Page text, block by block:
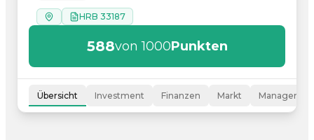
HRB 33187
588von 1000Punkten
Übersicht Investment Finanzen Markt